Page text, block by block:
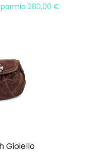
280,00 €
Gioiello